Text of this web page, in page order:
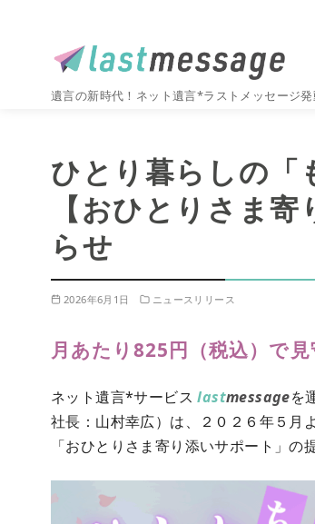
遺言の新時代！ネット遺言*ラストメッセージ発
ひとり暮らしの「
【おひとりさま
らせ
2026年6月1日 ニュースリリース
月あたり825円（税込）で
ネット遺言*サービスlastmessageを
社長：山村幸広）は、２０２６年５月
「おひとりさま寄り添いサポート」の